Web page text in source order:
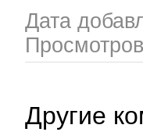
Дата
Другие